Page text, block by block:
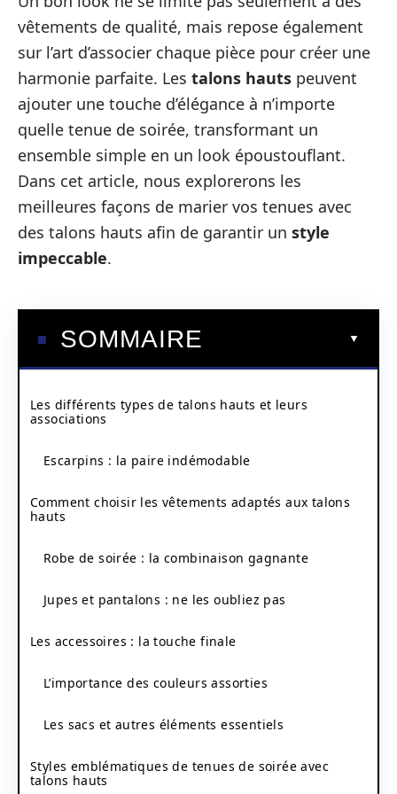
vêtements de qualité, mais repose également
sur l’art d’associer chaque pièce pour créer une
harmonie parfaite. Les talons hauts peuvent
ajouter une touche d’élégance à n’importe
quelle tenue de soirée, transformant un
ensemble simple en un look époustouflant.
Dans cet article, nous explorerons les
meilleures façons de marier vos tenues avec
des talons hauts afin de garantir un style
impeccable.
SOMMAIRE
Les différents types de talons hauts et leurs
associations
Escarpins : la paire indémodable
Comment choisir les vêtements adaptés aux talons
hauts
Robe de soirée : la combinaison gagnante
Jupes et pantalons : ne les oubliez pas
Les accessoires : la touche finale
L’importance des couleurs assorties
Les sacs et autres éléments essentiels
Styles emblématiques de tenues de soirée avec
talons hauts